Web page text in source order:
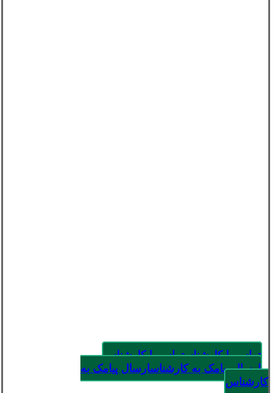
تماس با کارشناستماس با کارشناس
ارسال پیامک به کارشناسارسال پیامک به
کارشناس